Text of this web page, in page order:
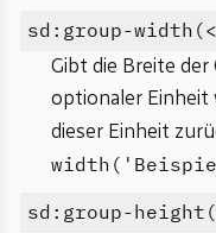
sd:group-
Gibt die Breite der
optionaler Einheit
dieser Einheit
sd:group-